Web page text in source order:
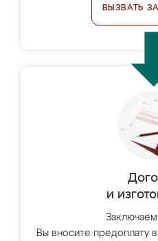
ВЫЗВАТЬ
и
Вы вносите предоплату